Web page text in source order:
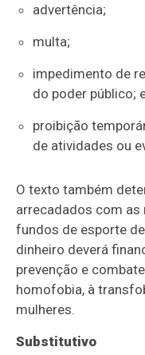
advertência;
multa;
impedimento de
do poder público;
proibição
de atividades ou
O texto também
arrecadados com
fundos de esporte
dinheiro deverá
prevenção e
homofobia, à
mulheres.
Substitutivo